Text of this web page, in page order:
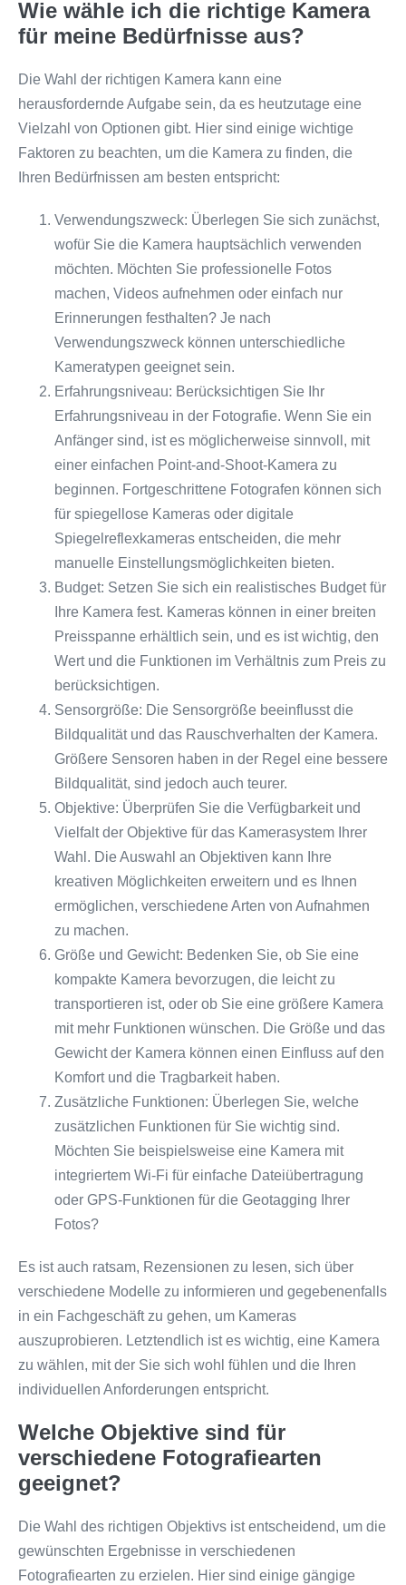
Wie wähle ich die richtige Kamera
für meine Bedürfnisse aus?
Die Wahl der richtigen Kamera kann eine
herausfordernde Aufgabe sein, da es heutzutage eine
Vielzahl von Optionen gibt. Hier sind einige wichtige
Faktoren zu beachten, um die Kamera zu finden, die
Ihren Bedürfnissen am besten entspricht:
Verwendungszweck: Überlegen Sie sich zunächst,
wofür Sie die Kamera hauptsächlich verwenden
möchten. Möchten Sie professionelle Fotos
machen, Videos aufnehmen oder einfach nur
Erinnerungen festhalten? Je nach
Verwendungszweck können unterschiedliche
Kameratypen geeignet sein.
Erfahrungsniveau: Berücksichtigen Sie Ihr
Erfahrungsniveau in der Fotografie. Wenn Sie ein
Anfänger sind, ist es möglicherweise sinnvoll, mit
einer einfachen Point-and-Shoot-Kamera zu
beginnen. Fortgeschrittene Fotografen können sich
für spiegellose Kameras oder digitale
Spiegelreflexkameras entscheiden, die mehr
manuelle Einstellungsmöglichkeiten bieten.
Budget: Setzen Sie sich ein realistisches Budget für
Ihre Kamera fest. Kameras können in einer breiten
Preisspanne erhältlich sein, und es ist wichtig, den
Wert und die Funktionen im Verhältnis zum Preis zu
berücksichtigen.
Sensorgröße: Die Sensorgröße beeinflusst die
Bildqualität und das Rauschverhalten der Kamera.
Größere Sensoren haben in der Regel eine bessere
Bildqualität, sind jedoch auch teurer.
Objektive: Überprüfen Sie die Verfügbarkeit und
Vielfalt der Objektive für das Kamerasystem Ihrer
Wahl. Die Auswahl an Objektiven kann Ihre
kreativen Möglichkeiten erweitern und es Ihnen
ermöglichen, verschiedene Arten von Aufnahmen
zu machen.
Größe und Gewicht: Bedenken Sie, ob Sie eine
kompakte Kamera bevorzugen, die leicht zu
transportieren ist, oder ob Sie eine größere Kamera
mit mehr Funktionen wünschen. Die Größe und das
Gewicht der Kamera können einen Einfluss auf den
Komfort und die Tragbarkeit haben.
Zusätzliche Funktionen: Überlegen Sie, welche
zusätzlichen Funktionen für Sie wichtig sind.
Möchten Sie beispielsweise eine Kamera mit
integriertem Wi-Fi für einfache Dateiübertragung
oder GPS-Funktionen für die Geotagging Ihrer
Fotos?
Es ist auch ratsam, Rezensionen zu lesen, sich über
verschiedene Modelle zu informieren und gegebenenfalls
in ein Fachgeschäft zu gehen, um Kameras
auszuprobieren. Letztendlich ist es wichtig, eine Kamera
zu wählen, mit der Sie sich wohl fühlen und die Ihren
individuellen Anforderungen entspricht.
Welche Objektive sind für
verschiedene Fotografiearten
geeignet?
Die Wahl des richtigen Objektivs ist entscheidend, um die
gewünschten Ergebnisse in verschiedenen
Fotografiearten zu erzielen. Hier sind einige gängige